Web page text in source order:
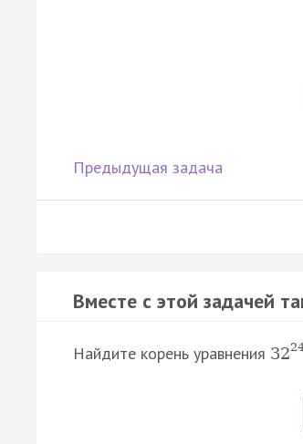
Предыдущая задача
Вместе с этой задачей
Найдите корень уравнения 32